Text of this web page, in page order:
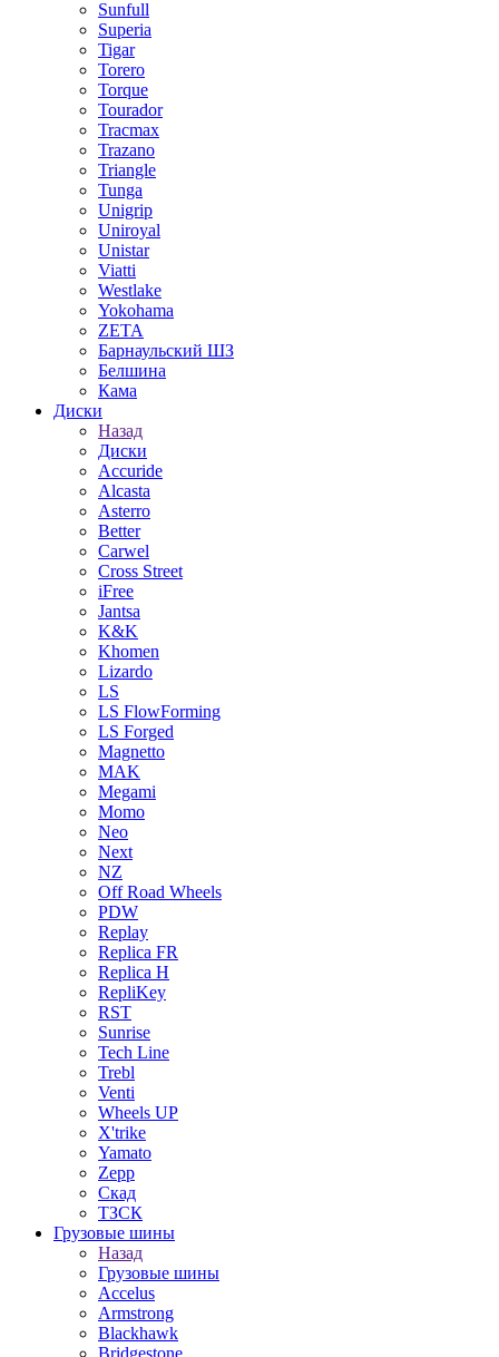
Sunfull
Superia
Tigar
Torero
Torque
Tourador
Tracmax
Trazano
Triangle
Tunga
Unigrip
Uniroyal
Unistar
Viatti
Westlake
Yokohama
ZETA
Барнаульский ШЗ
Белшина
Кама
Диски
Назад
Диски
Accuride
Alcasta
Asterro
Better
Carwel
Cross Street
iFree
Jantsa
K&K
Khomen
Lizardo
LS
LS FlowForming
LS Forged
Magnetto
MAK
Megami
Momo
Neo
Next
NZ
Off Road Wheels
PDW
Replay
Replica FR
Replica H
RepliKey
RST
Sunrise
Tech Line
Trebl
Venti
Wheels UP
X'trike
Yamato
Zepp
Скад
ТЗСК
Грузовые шины
Назад
Грузовые шины
Accelus
Armstrong
Blackhawk
Bridgestone